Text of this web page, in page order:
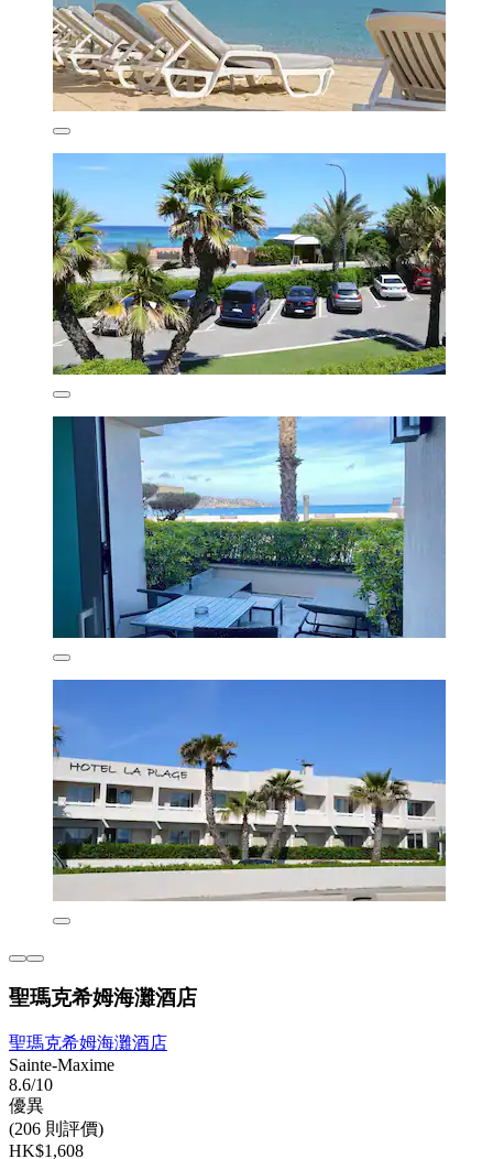
聖瑪克希姆海灘酒店
聖瑪克希姆海灘酒店
Sainte-Maxime
8.6/10
優異
(206 則評價)
HK$1,608